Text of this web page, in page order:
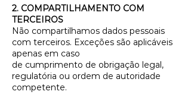
2. COMPARTILHAMENTO COM
TERCEIROS
Não compartilhamos dados pessoais
com terceiros. Exceções são aplicáveis
apenas em caso
de cumprimento de obrigação legal,
regulatória ou ordem de autoridade
competente.